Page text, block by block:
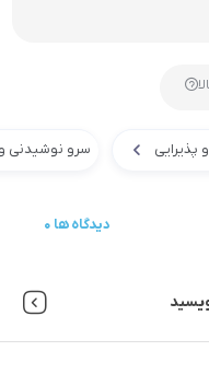
پذیرایی سرو نوشیدنی
0 دیدگاه ها